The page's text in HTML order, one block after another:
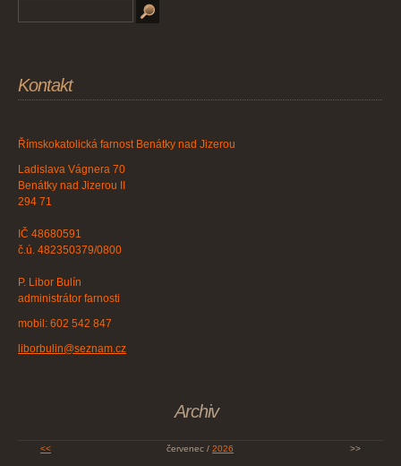
Kontakt
Římskokatolická farnost Benátky nad Jizerou
Ladislava Vágnera 70
Benátky nad Jizerou II
294 71
IČ 48680591
č.ú. 482350379/0800
P. Libor Bulín
administrátor farnosti
mobil: 602 542 847
liborbulin@seznam.cz
Archiv
<< červenec / 2026 >>